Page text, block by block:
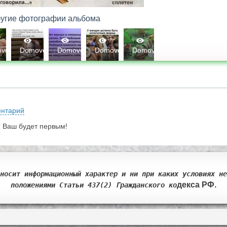
фотографии альбома
1210
0
Domovoi
1222
0
Domovoi
1270
0
Domovoi
1297
0
Domovoi
0
0
Ваш будет первым!
информационный характер и ни при каких условиях
положениями Статьи 437(2) Гражданского кодекса РФ.